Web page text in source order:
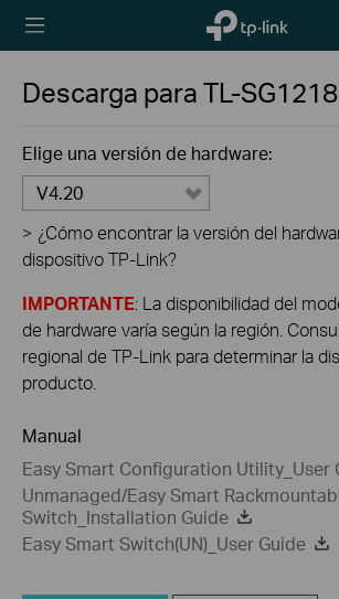
TP-Link,
Reliably
Descarga paraTL-
Elige una versión de hardware:
V4.20
> ¿Cómo encontrar la versión del
dispositivo TP-Link?
IMPORTANTE: La disponibilidad del
de hardware varía según la región.
regional de TP-Link para determinar la
producto.
Manual
Easy Smart Configuration Utility_User
Unmanaged/Easy Smart
Switch_Installation Guide
Easy Smart Switch(UN)_User Guide